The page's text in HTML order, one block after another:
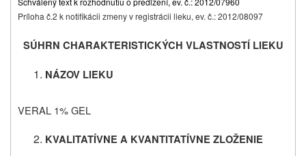
Príloha č.2 k notifikácii zmeny v registrácii lieku, ev. č.: 2012/08097
SÚHRN CHARAKTERISTICKÝCH VLASTNOSTÍ LIEKU
NÁZOV LIEKU
VERAL 1% GEL
KVALITATÍVNE A KVANTITATÍVNE ZLOŽENIE